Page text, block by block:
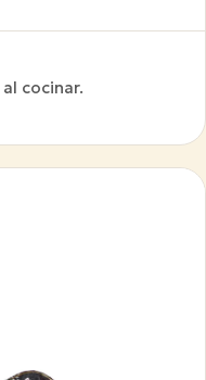
cocinar.